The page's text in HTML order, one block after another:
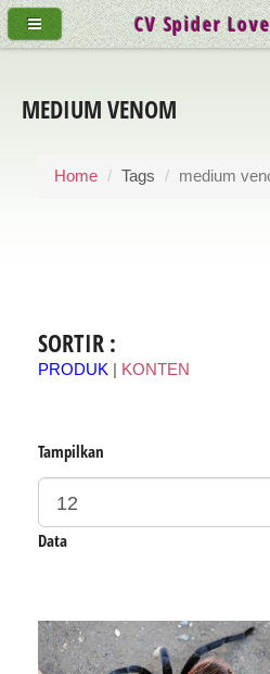
MEDIUM VENOM
Home Tags medium
SORTIR :
PRODUK KONTEN
Tampilkan
Data
CV Spider